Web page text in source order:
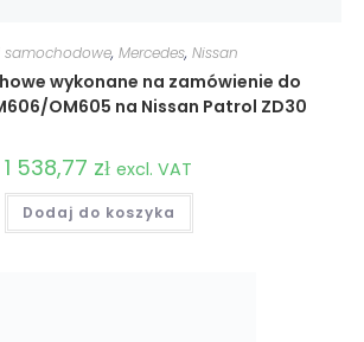
samochodowe, Mercedes, Nissan
wykonane na zamówienie do
OM605 na Nissan Patrol ZD30
1 538,77 zł excl. VAT
Dodaj do koszyka